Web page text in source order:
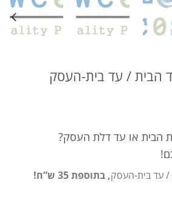
הבית / עד בית-העסק
הבית או עד דלת העסק?
/ עד בית-העסק, בתוספת 35 ש”ח!